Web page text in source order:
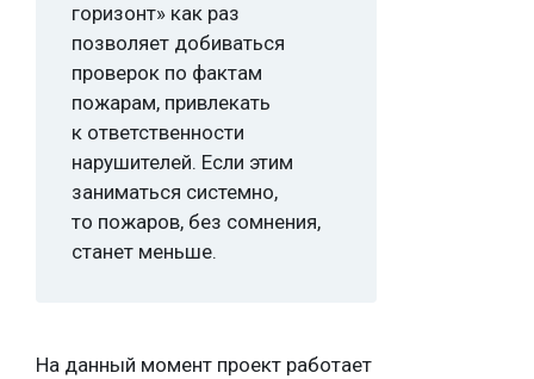
горизонт» как раз
позволяет добиваться
проверок по фактам
пожарам, привлекать
к ответственности
нарушителей. Если этим
заниматься системно,
то пожаров, без сомнения,
станет меньше.
На данный момент проект работает